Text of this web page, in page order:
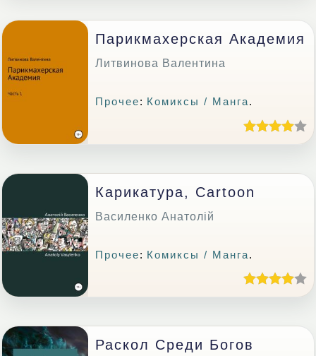
Парикмахерская Академия
Литвинова Валентина
Прочее: Комиксы / Манга.
Карикатура, Сartoon
Василенко Анатолій
Прочее: Комиксы / Манга.
Раскол Среди Богов